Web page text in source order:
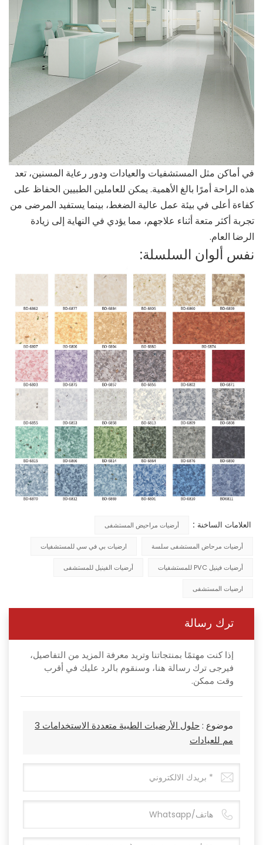
في أماكن مثل المستشفيات والعيادات ودور رعاية المسنين، تعد
هذه الراحة أمرًا بالغ الأهمية. يمكن للعاملين الطبيين الحفاظ على
كفاءة أعلى في بيئة عمل عالية الضغط، بينما يستفيد المرضى من
تجربة أكثر متعة أثناء علاجهم، مما يؤدي في النهاية إلى زيادة
الرضا العام.
نفس ألوان السلسلة:
العلامات الساخنة : أرضيات مراحيض المستشفى
أرضيات مرحاض المستشفى سلسة ارضيات بي في سي للمستشفيات
أرضيات فينيل PVC للمستشفيات أرضيات الفينيل للمستشفى
ارضيات المستشفى
ترك رسالة
إذا كنت مهتمًا بمنتجاتنا وتريد معرفة المزيد من التفاصيل،
فيرجى ترك رسالة هنا، وسنقوم بالرد عليك في أقرب
وقت ممكن.
موضوع :
حلول الأرضيات الطبية متعددة الاستخدامات 3
مم للعيادات